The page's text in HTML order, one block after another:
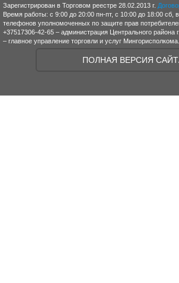
Зарегистрирован в Торговом реестре 28.02.2013 г.
Время работы: с 9:00 до 20:00 пн-пт, с 10:00 до 18:00 сб,
телефонов уполномоченных по защите прав
+37517306-42-65 – администрация Центрального района
– главное управление торговли и услуг Мингорисполкома.
ПОЛНАЯ ВЕРСИЯ